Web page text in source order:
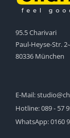
95.5 Charivari
Paul-Heyse-Str.
80336 München
E-Mail:
Hotline:089 - 57
WhatsApp:0160